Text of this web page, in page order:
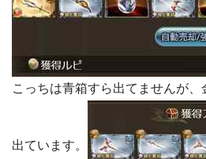
こっちは青箱すら出てませんが
出ています。